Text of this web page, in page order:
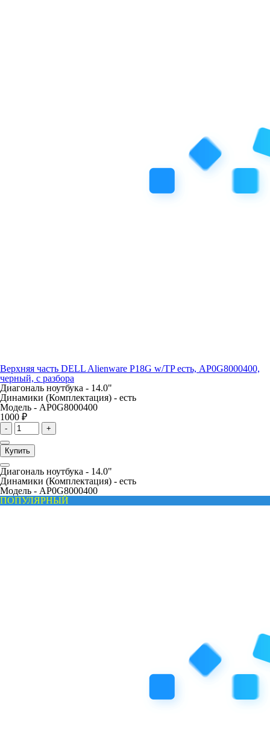
Верхняя часть DELL Alienware P18G w/TP есть, AP0G8000400,
черный, с разбора
Диагональ ноутбука - 14.0"
Динамики (Комплектация) - есть
Модель - AP0G8000400
1000 ₽
- +
Купить
Диагональ ноутбука - 14.0"
Динамики (Комплектация) - есть
Модель - AP0G8000400
ПОПУЛЯРНЫЙ